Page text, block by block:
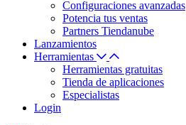
Configuraciones avanzadas
Potencia tus ventas
Partners Tiendanube
Lanzamientos
Herramientas
Herramientas gratuitas
Tienda de aplicaciones
Especialistas
Login